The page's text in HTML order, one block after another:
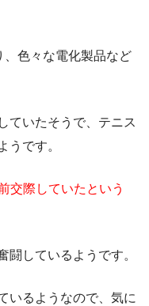
、色々な電化製品など
していたそうで、テニス
うです。
交際していたという
闘しているようです。
いるようなので、気に